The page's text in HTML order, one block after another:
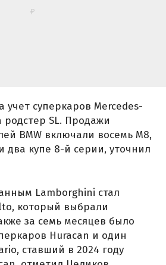
были проданы в количестве
— на 13,6%
ранее, но на 1,6% меньше,
в 2025 году.
канал Сергея Целикова
нас вTelegram,Дзени